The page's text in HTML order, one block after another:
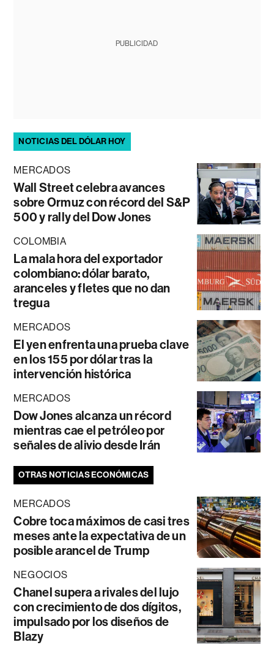
PUBLICIDAD
NOTICIAS DEL DÓLAR HOY
MERCADOS
Wall Street celebra avances
sobre Ormuz con récord del S&P
500 y rally del Dow Jones
COLOMBIA
La mala hora del exportador
colombiano: dólar barato,
aranceles y fletes que no dan
tregua
MERCADOS
El yen enfrenta una prueba clave
en los 155 por dólar tras la
intervención histórica
MERCADOS
Dow Jones alcanza un récord
mientras cae el petróleo por
señales de alivio desde Irán
OTRAS NOTICIAS ECONÓMICAS
MERCADOS
Cobre toca máximos de casi tres
meses ante la expectativa de un
posible arancel de Trump
NEGOCIOS
Chanel supera a rivales del lujo
con crecimiento de dos dígitos,
impulsado por los diseños de
Blazy